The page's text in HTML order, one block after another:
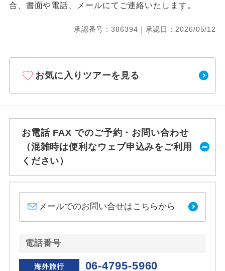
合、書面や電話、メールにてご連絡いたします。
承認番号：386394｜承認日：2026/05/12
お気に入りツアーを見る
お電話 FAX でのご予約・お問い合わせ
（混雑時は便利なウェブ申込みをご利用
ください）
メールでのお問い合せはこちらから
電話番号
海外旅行 06-4795-5960